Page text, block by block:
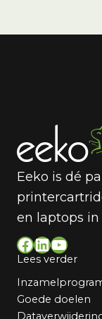
Eeko is dé
en laptops in
Facebook LinkedIn YouTube
Lees verder
Goede doelen